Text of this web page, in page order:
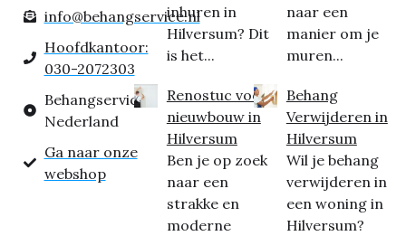
info@behangservice.nl
Hoofdkantoor:
030-2072303
Behangservice
Nederland
Ga naar onze
webshop
inhuren in
Hilversum? Dit
is het...
Renostuc voor
nieuwbouw in
Hilversum
Ben je op zoek
naar een
strakke en
moderne
naar een
manier om je
muren...
Behang
Verwijderen in
Hilversum
Wil je behang
verwijderen in
een woning in
Hilversum?